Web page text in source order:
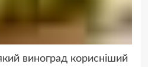
виноград корисніший